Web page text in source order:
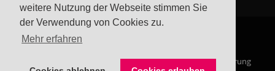
weitere Nutzung der Webseite stimmen Sie
der Verwendung von Cookies zu.
Mehr erfahren
Impressum Datenschutzerklärung